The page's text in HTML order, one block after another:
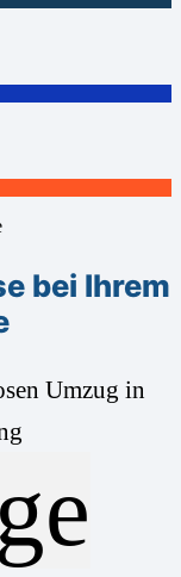
bei Ihrem
Umzug in